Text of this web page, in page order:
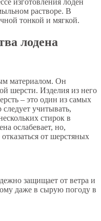
растворе. В
тонкой и мягкой.
лодена
материалом. Он
шерсти. Изделия из него
– это один из самых
учитывать,
стирок в
ослабевает, но,
от шерстяных
защищает от ветра и
даже в сырую погоду в